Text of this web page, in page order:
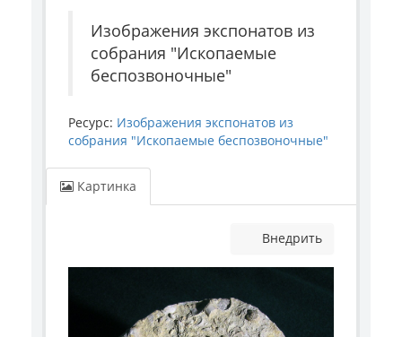
Изображения экспонатов из
собрания "Ископаемые
беспозвоночные"
Ресурс: Изображения экспонатов из
собрания "Ископаемые беспозвоночные"
Картинка
Внедрить